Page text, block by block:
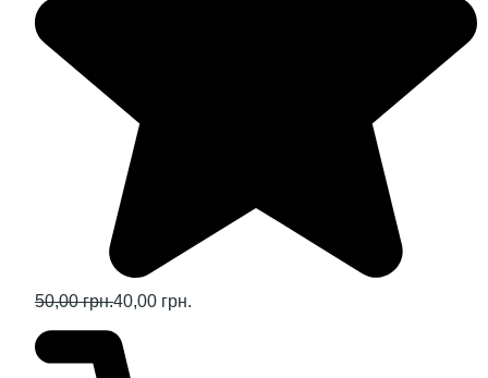
50,00 грн.40,00 грн.